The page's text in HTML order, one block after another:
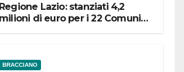
Regione Lazio: stanziati 4,2
milioni di euro per i 22 Comuni
BRACCIANO